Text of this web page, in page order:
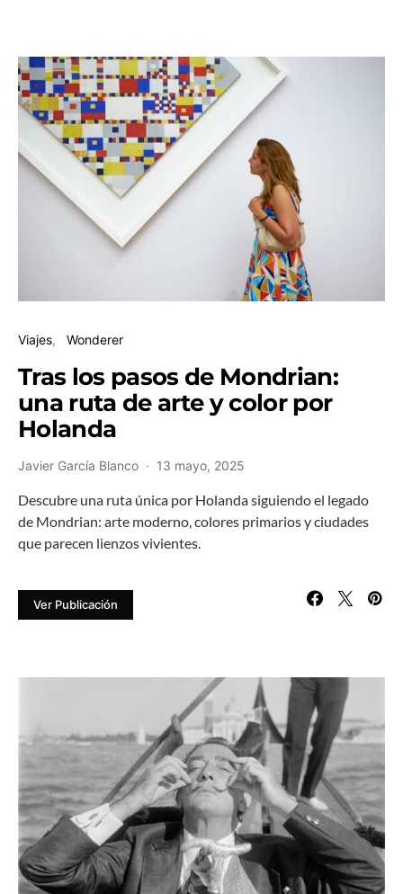
Viajes Wonderer
Tras los pasos de Mondrian:
una ruta de arte y color por
Holanda
Javier García Blanco 13 mayo, 2025
Descubre una ruta única por Holanda siguiendo el legado
de Mondrian: arte moderno, colores primarios y ciudades
que parecen lienzos vivientes.
Ver Publicación